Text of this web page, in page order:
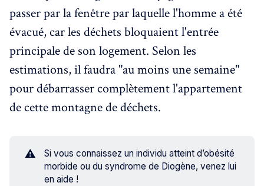
passer par la fenêtre par laquelle l'homme a été
évacué, car les déchets bloquaient l'entrée
principale de son logement. Selon les
estimations, il faudra "au moins une semaine"
pour débarrasser complètement l'appartement
de cette montagne de déchets.
⚠️
Si vous connaissez un individu atteint d’obésité
morbide ou du syndrome de Diogène, venez lui
en aide !